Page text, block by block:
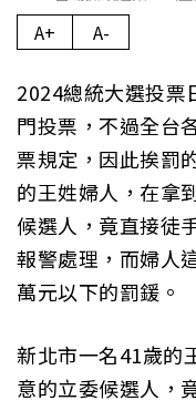
A+ A-
2024總統大選投票
門投票，不過全台
票規定，因此挨罰
的王姓婦人，在拿
候選人，竟直接徒
報警處理，而婦人
萬元以下的罰鍰。
新北市一名41歲的
意的立委候選人，